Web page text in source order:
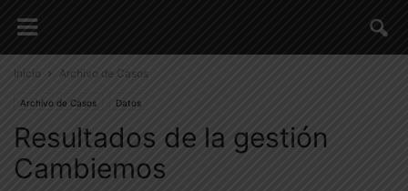
Inicio Archivo de Casos
Archivo de Casos Datos
Resultados de la gestión
Cambiemos